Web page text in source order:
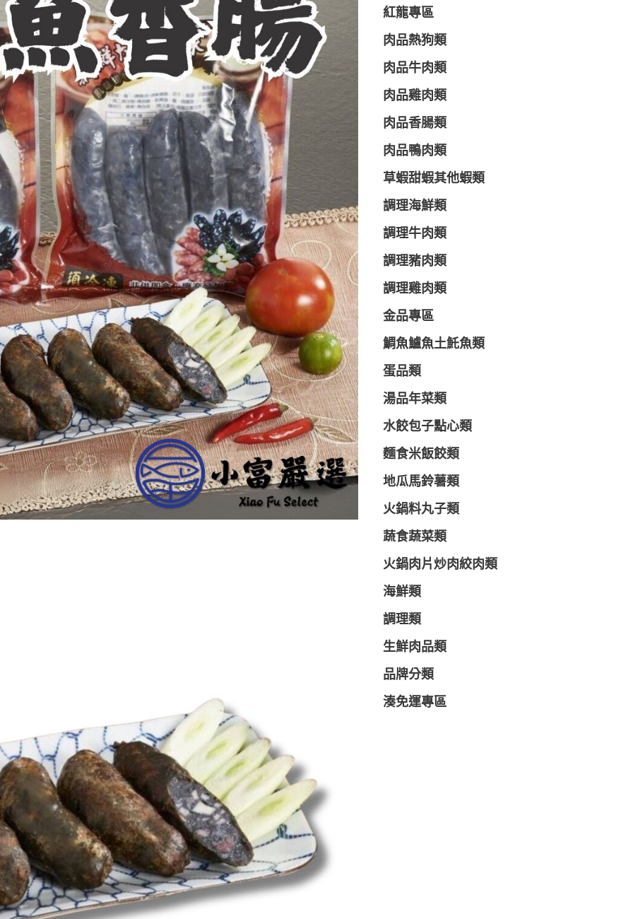
紅龍專區
肉品熱狗類
肉品牛肉類
肉品雞肉類
肉品香腸類
肉品鴨肉類
草蝦甜蝦其他蝦類
調理海鮮類
調理牛肉類
調理豬肉類
調理雞肉類
金品專區
鯛魚鱸魚土魠魚類
蛋品類
湯品年菜類
水餃包子點心類
麵食米飯餃類
地瓜馬鈴薯類
火鍋料丸子類
蔬食蔬菜類
火鍋肉片炒肉絞肉類
海鮮類
調理類
生鮮肉品類
品牌分類
湊免運專區